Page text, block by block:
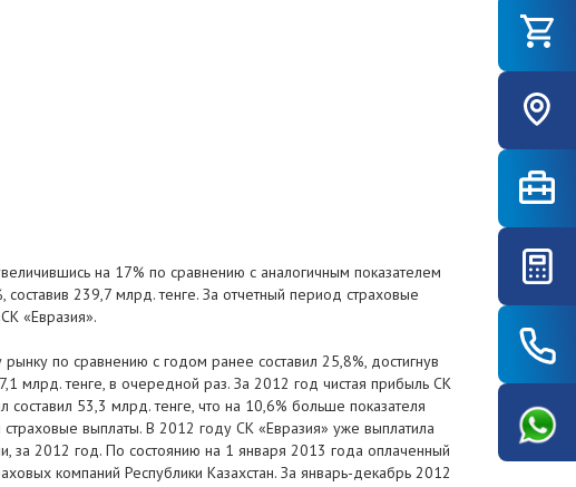
на 17% по сравнению с аналогичным показателем
239,7 млрд. тенге. За отчетный период страховые
«Евразия».
по сравнению с годом ранее составил 25,8%, достигнув
млрд. тенге, в очередной раз. За 2012 год чистая прибыль СК
составил 53,3 млрд. тенге, что на 10,6% больше показателя
выплаты. В 2012 году СК «Евразия» уже выплатила
за 2012 год. По состоянию на 1 января 2013 года оплаченный
компаний Республики Казахстан. За январь-декабрь 2012